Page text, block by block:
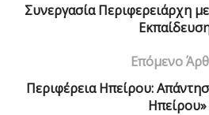
Συνεργασία Περιφερειάρχη
Επόμενο
Περιφέρεια Ηπείρου:
Ηπείρου»